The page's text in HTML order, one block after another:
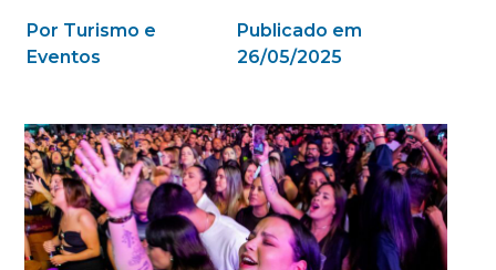
Por Turismo e
Eventos
Publicado em
26/05/2025